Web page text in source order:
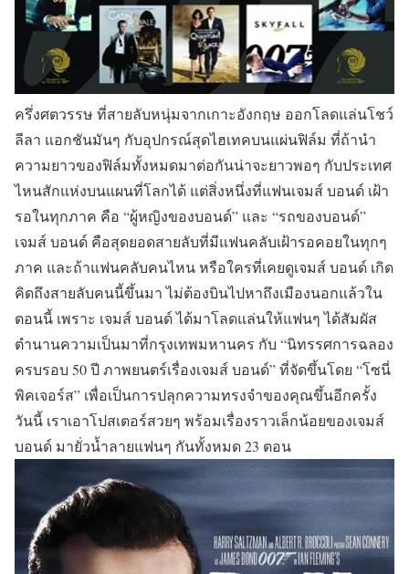
ครึ่งศตวรรษ ที่สายลับหนุ่มจากเกาะอังกฤษ ออกโลดแล่นโชว์
ลีลา แอกชันมันๆ กับอุปกรณ์สุดไฮเทคบนแผ่นฟิล์ม ที่ถ้านำ
ความยาวของฟิล์มทั้งหมดมาต่อกันน่าจะยาวพอๆ กับประเทศ
ไหนสักแห่งบนแผนที่โลกได้ แต่สิ่งหนึ่งที่แฟนเจมส์ บอนด์ เฝ้า
รอในทุกภาค คือ “ผู้หญิงของบอนด์” และ “รถของบอนด์”
เจมส์ บอนด์ คือสุดยอดสายลับที่มีแฟนคลับเฝ้ารอคอยในทุกๆ
ภาค และถ้าแฟนคลับคนไหน หรือใครที่เคยดูเจมส์ บอนด์ เกิด
คิดถึงสายลับคนนี้ขึ้นมา ไม่ต้องบินไปหาถึงเมืองนอกแล้วใน
ตอนนี้ เพราะ เจมส์ บอนด์ ได้มาโลดแล่นให้แฟนๆ ได้สัมผัส
ตำนานความเป็นมาที่กรุงเทพมหานคร กับ “นิทรรศการฉลอง
ครบรอบ 50 ปี ภาพยนตร์เรื่องเจมส์ บอนด์” ที่จัดขึ้นโดย “โซนี่
พิคเจอร์ส” เพื่อเป็นการปลุกความทรงจำของคุณขึ้นอีกครั้ง
วันนี้ เราเอาโปสเตอร์สวยๆ พร้อมเรื่องราวเล็กน้อยของเจมส์
บอนด์ มายั่วน้ำลายแฟนๆ กันทั้งหมด 23 ตอน